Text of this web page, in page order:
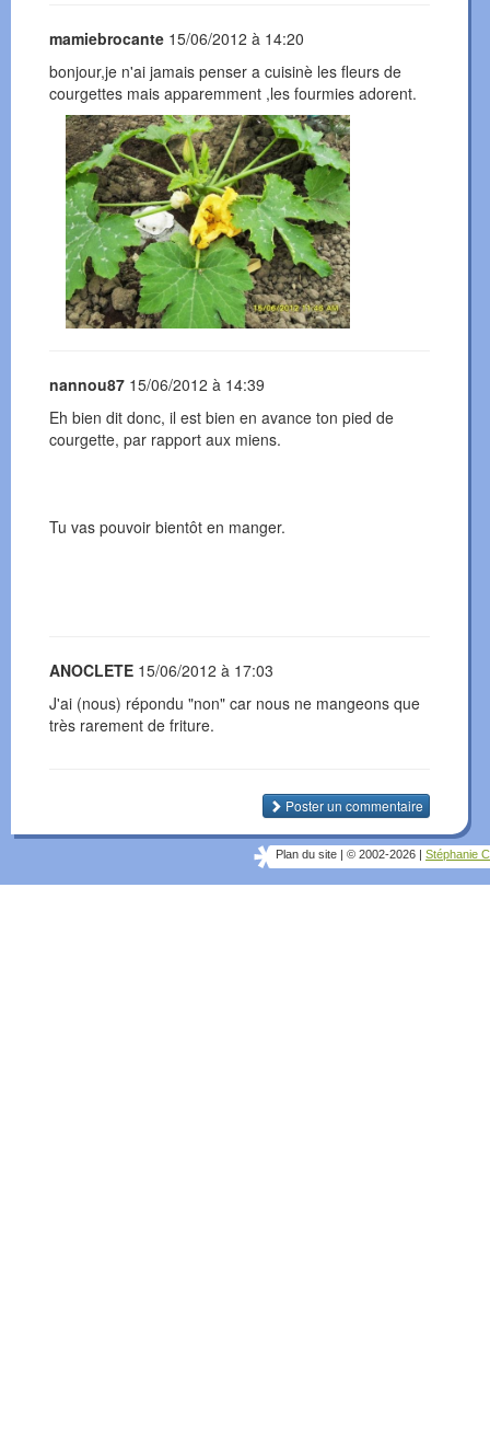
mamiebrocante 15/06/2012 à 14:20
bonjour,je n'ai jamais penser a cuisinè les fleurs de
courgettes mais apparemment ,les fourmies adorent.
nannou87 15/06/2012 à 14:39
Eh bien dit donc, il est bien en avance ton pied de
courgette, par rapport aux miens.
Tu vas pouvoir bientôt en manger.
ANOCLETE 15/06/2012 à 17:03
J'ai (nous) répondu "non" car nous ne mangeons que
très rarement de friture.
Poster un commentaire
Plan du site © 2002-2026 Stéphanie C